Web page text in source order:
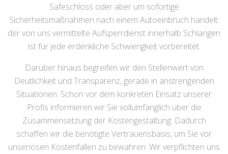
Safeschloss oder aber um sofortige
Sicherheitsmaßnahmen nach einem Autoeinbruch handelt:
der von uns vermittelte Aufsperrdienst innerhalb Schlangen
ist für jede erdenkliche Schwierigkeit vorbereitet.
Darüber hinaus begreifen wir den Stellenwert von
Deutlichkeit und Transparenz, gerade in anstrengenden
Situationen. Schon vor dem konkreten Einsatz unserer
Profis informieren wir Sie vollumfänglich über die
Zusammensetzung der Kostengestaltung. Dadurch
schaffen wir die benötigte Vertrauensbasis, um Sie vor
unseriösen Kostenfallen zu bewahren. Wir verpflichten uns